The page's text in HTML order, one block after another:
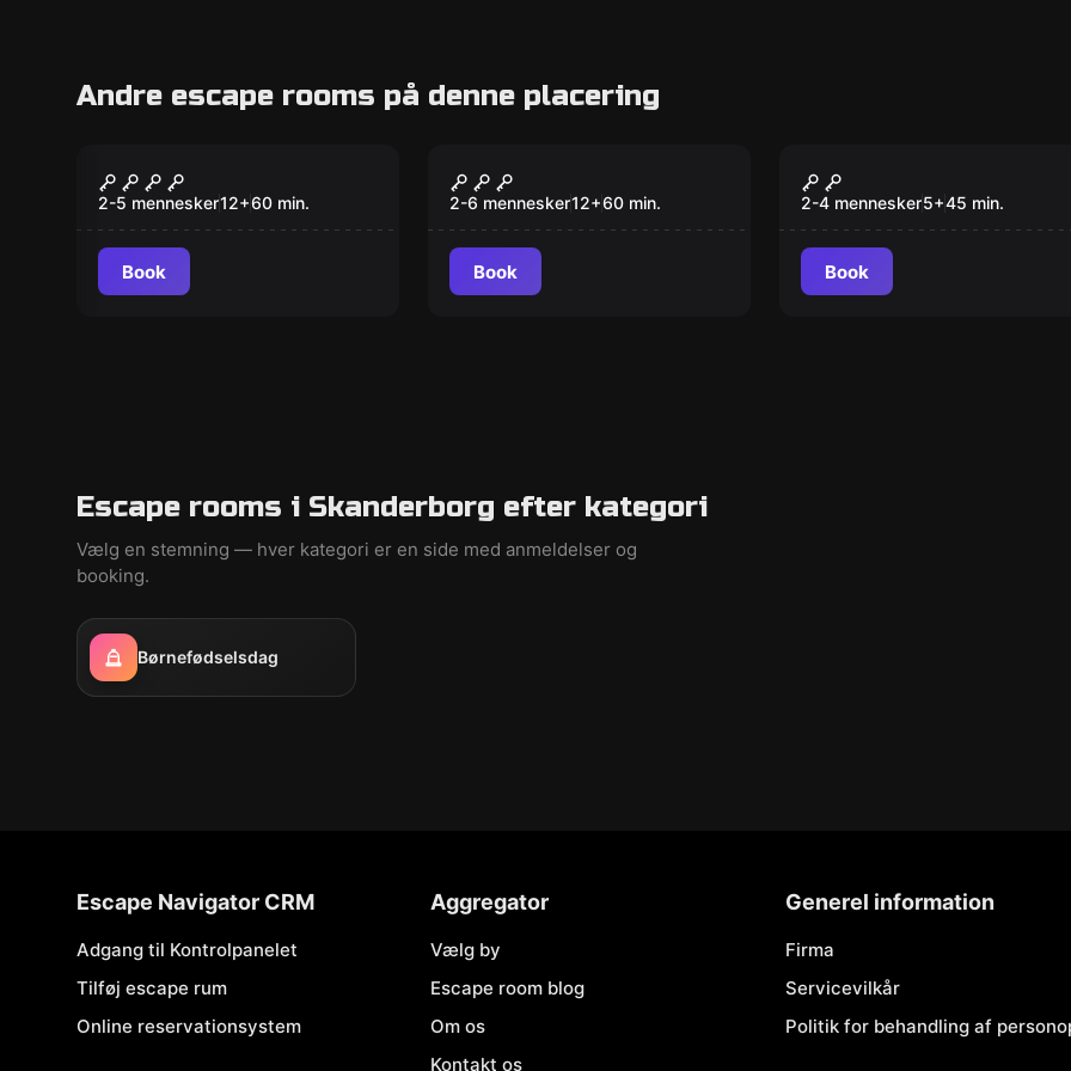
Andre escape rooms på denne placering
Ny
Find Felix
2-5 mennesker12+60 min.
Book
Piratøen
2-6 mennesker12+60 min.
Book
Find Felix
2-4 mennesker5+45 min.
Book
Escape rooms i Skanderborg efter kategori
Vælg en stemning — hver kategori er en side med anmeldelser og
booking.
Børnefødselsdag
Escape Navigator CRM
Adgang til Kontrolpanelet
Tilføj escape rum
Online reservationsystem
Aggregator
Vælg by
Escape room blog
Om os
Kontakt os
Generel information
Firma
Servicevilkår
Politik for behandling af